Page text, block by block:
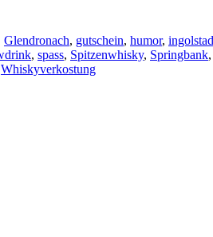
Glendronach, gutschein, humor,
, spass, Spitzenwhisky, Springbank,
Whiskyverkostung